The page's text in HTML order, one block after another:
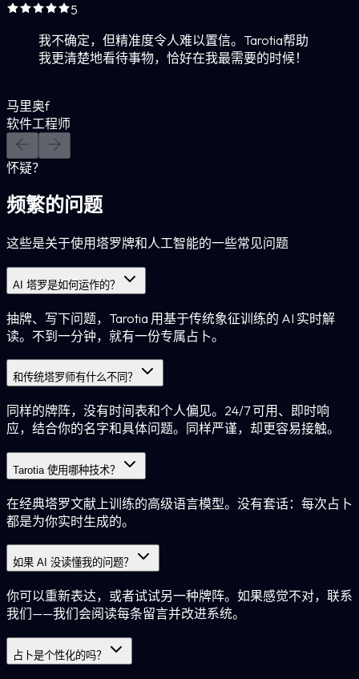
5
我不确定，但精准度令人难以置信。Tarotia帮助
我更清楚地看待事物，恰好在我最需要的时候！
马里奥f
软件工程师
怀疑？
频繁的问题
这些是关于使用塔罗牌和人工智能的一些常见问题
AI 塔罗是如何运作的？
抽牌、写下问题，Tarotia 用基于传统象征训练的 AI 实时解
读。不到一分钟，就有一份专属占卜。
和传统塔罗师有什么不同？
同样的牌阵，没有时间表和个人偏见。24/7 可用、即时响
应，结合你的名字和具体问题。同样严谨，却更容易接触。
Tarotia 使用哪种技术？
在经典塔罗文献上训练的高级语言模型。没有套话：每次占卜
都是为你实时生成的。
如果 AI 没读懂我的问题？
你可以重新表达，或者试试另一种牌阵。如果感觉不对，联系
我们——我们会阅读每条留言并改进系统。
占卜是个性化的吗？